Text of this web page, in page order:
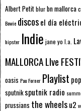
Albert Petitblurbn mallorca
Bowie discosel día
hipster Indie jane yo l.a.
MALLORCA LIve
oasis Pau Forner Playlist pop
sputnik sputnik radio
prussians the wheelsu2